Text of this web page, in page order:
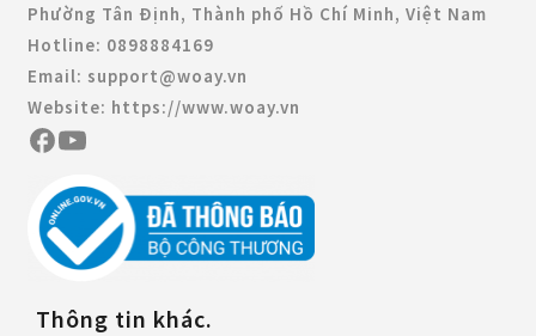
Phường Tân Định, Thành phố Hồ Chí Minh, Việt Nam
Hotline: 0898884169
Email: support@woay.vn
Website: https://www.woay.vn
Thông tin khác.